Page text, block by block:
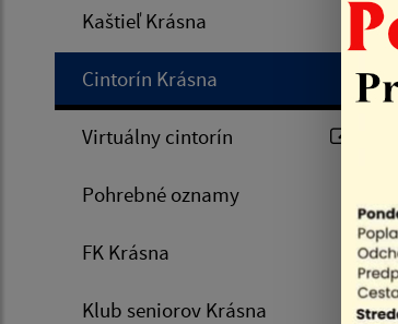
Kaštieľ Krásna
Cintorín Krásna
Virtuálny cintorín
Pohrebné oznamy
FK Krásna
Klub seniorov Krásna